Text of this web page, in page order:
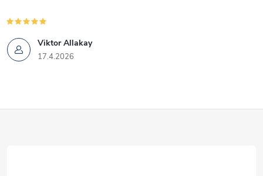
ý
p
s
Viktor Allakay
17.4.2026